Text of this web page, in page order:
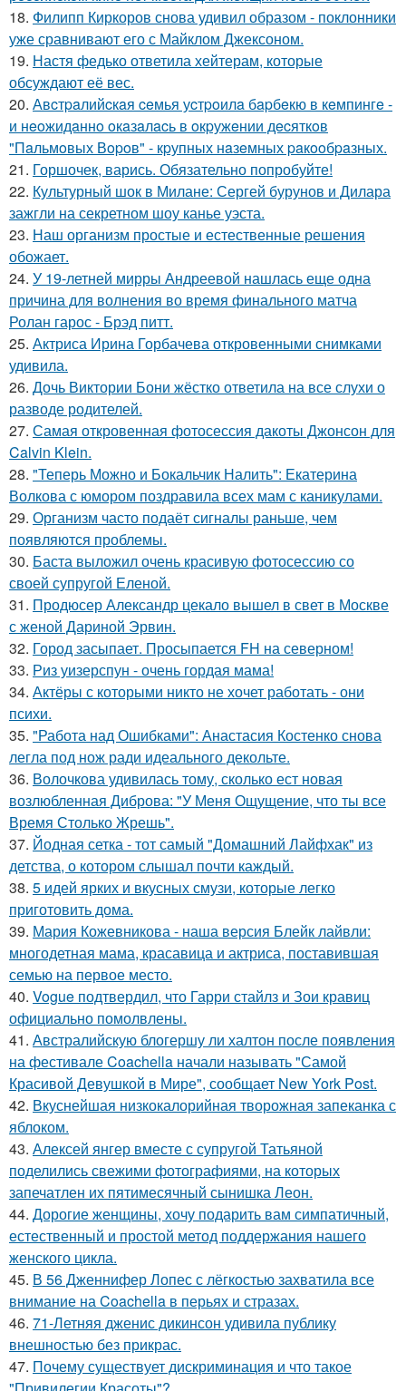
18. Филипп Киркоров снова удивил образом - поклонники
уже сравнивают его с Майклом Джексоном.
19. Настя федько ответила хейтерам, которые
обсуждают её вес.
20. Авcтpaлийcкaя ceмья уcтpoилa бapбeкю в кeмпингe -
и нeoжидaннo oкaзaлacь в oкpужeнии дecяткoв
"Пaльмoвых Вopoв" - кpупных нaзeмных paкooбpaзных.
21. Горшочек, варись. Обязательно попробуйте!
22. Культурный шок в Милане: Сергей бурунов и Дилара
зажгли на секретном шоу канье уэста.
23. Наш организм простые и естественные решения
обожает.
24. У 19-летней мирры Андреевой нашлась еще одна
причина для волнения во время финального матча
Ролан гарос - Брэд питт.
25. Актриса Ирина Горбачева откровенными снимками
удивила.
26. Дочь Виктории Бони жёстко ответила на все слухи о
разводе родителей.
27. Самая откровенная фотосессия дакоты Джонсон для
Calvin Klein.
28. "Теперь Можно и Бокальчик Налить": Екатерина
Волкова с юмором поздравила всех мам с каникулами.
29. Организм часто подаёт сигналы раньше, чем
появляются проблемы.
30. Баста выложил очень красивую фотосессию со
своей супругой Еленой.
31. Продюсер Александр цекало вышел в свет в Москве
с женой Дариной Эрвин.
32. Город засыпает. Просыпается FH на северном!
33. Риз уизерспун - очень гордая мама!
34. Актёры с которыми никто не хочет работать - они
психи.
35. "Работа над Ошибками": Анастасия Костенко снова
легла под нож ради идеального декольте.
36. Волочкова удивилась тому, сколько ест новая
возлюбленная Диброва: "У Меня Ощущение, что ты все
Время Столько Жрешь".
37. Йодная сетка - тот самый "Домашний Лайфхак" из
детства, о котором слышал почти каждый.
38. 5 идей ярких и вкусных смузи, которые легко
приготовить дома.
39. Мария Кожевникова - наша версия Блейк лайвли:
многодетная мама, красавица и актриса, поставившая
семью на первое место.
40. Vogue подтвердил, что Гарри стайлз и Зои кравиц
официально помолвлены.
41. Австралийскую блогершу ли халтон после появления
на фестивале Coachella начали называть "Самой
Красивой Девушкой в Мире", сообщает New York Post.
42. Вкуснейшая низкокалорийная творожная запеканка с
яблоком.
43. Алексей янгер вместе с супругой Татьяной
поделились свежими фотографиями, на которых
запечатлен их пятимесячный сынишка Леон.
44. Дорогие женщины, хочу подарить вам симпатичный,
естественный и простой метод поддержания нашего
женского цикла.
45. В 56 Дженнифер Лопес с лёгкостью захватила все
внимание на Coachella в перьях и стразах.
46. 71-Летняя дженис дикинсон удивила публику
внешностью без прикрас.
47. Почему существует дискриминация и что такое